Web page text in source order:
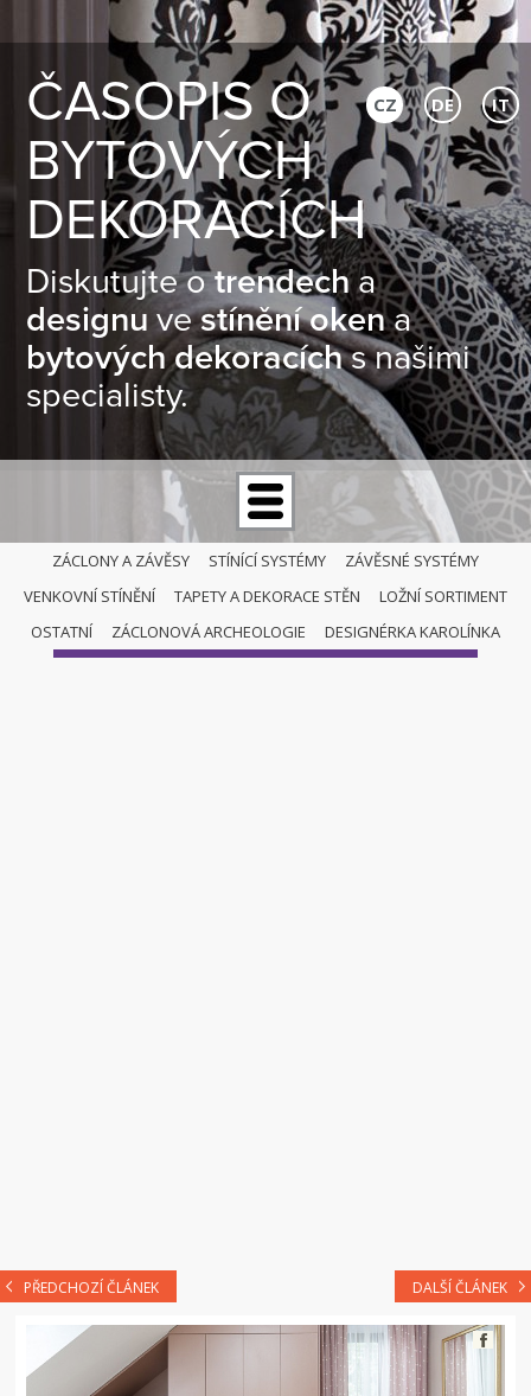
ČASOPIS O
BYTOVÝCH
DEKORACÍCH
Diskutujte otrendecha
designuvestínění okena
bytových dekoracíchs našimi
specialisty.
CZ DE IT
ZÁCLONY A ZÁVĚSY STÍNÍCÍ SYSTÉMY
ZÁVĚSNÉ SYSTÉMY
VENKOVNÍ STÍNĚNÍ
TAPETY A DEKORACE STĚN
LOŽNÍ SORTIMENT
OSTATNÍ
ZÁCLONOVÁ ARCHEOLOGIE DESIGNÉRKA KAROLÍNKA
ZÁCLONY A ZÁVĚSY
PŘEDCHOZÍ ČLÁNEK DALŠÍ ČLÁNEK